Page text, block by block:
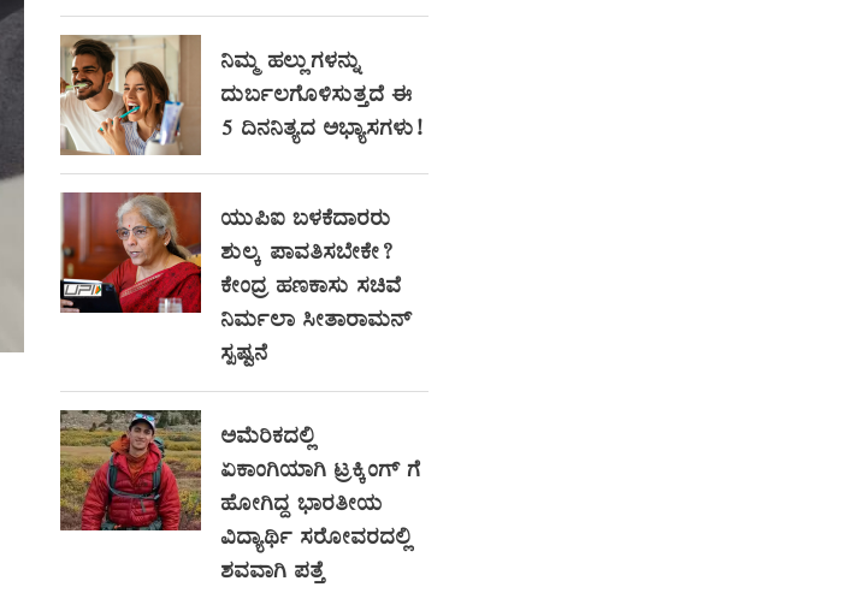
ನಿಮ್ಮ ಹಲ್ಲುಗಳನ್ನು
ದುರ್ಬಲಗೊಳಿಸುತ್ತದೆ ಈ
5 ದಿನನಿತ್ಯದ ಅಭ್ಯಾಸಗಳು!
ಯುಪಿಐ ಬಳಕೆದಾರರು
ಶುಲ್ಕ ಪಾವತಿಸಬೇಕೇ?
ಕೇಂದ್ರ ಹಣಕಾಸು ಸಚಿವೆ
ನಿರ್ಮಲಾ ಸೀತಾರಾಮನ್
ಸ್ಪಷ್ಟನೆ
ಅಮೆರಿಕದಲ್ಲಿ
ಏಕಾಂಗಿಯಾಗಿ ಟ್ರಕ್ಕಿಂಗ್ ಗೆ
ಹೋಗಿದ್ದ ಭಾರತೀಯ
ವಿದ್ಯಾರ್ಥಿ ಸರೋವರದಲ್ಲಿ
ಶವವಾಗಿ ಪತ್ತೆ